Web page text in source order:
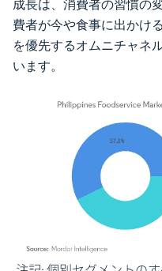
成長は、消費者の習慣の
費者が今や食事に出かけ
を優先するオムニチャネ
います。